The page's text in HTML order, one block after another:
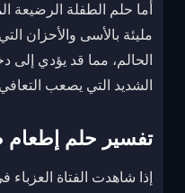
أما حلم الطفلة الرضيعة
مليئة بالأسى والأحزان
الحالم، مما قد يؤدي إلى
الشديد التي يصعب
تفسير حلم إطعام
إذا شاهدت الفتاة العزباء